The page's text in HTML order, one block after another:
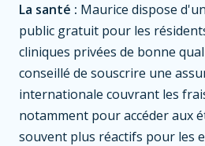
La santé : Maurice dispose
public gratuit pour les
cliniques privées de bonne
conseillé de souscrire une
internationale couvrant les
notamment pour accéder aux
souvent plus réactifs pour les